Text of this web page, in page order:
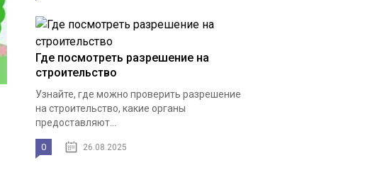
Где посмотреть разрешение на
строительство
Узнайте, где можно проверить разрешение
на строительство, какие органы
предоставляют...
0 26.08.2025